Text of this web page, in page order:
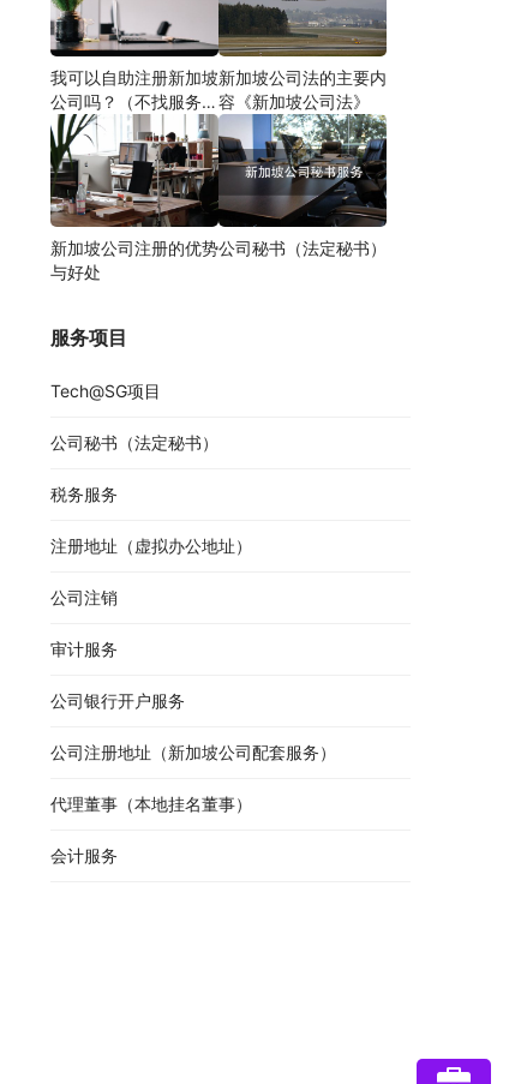
我可以自助注册新加坡
公司吗？（不找服务商
自己注册）
新加坡公司法的主要内
容《新加坡公司法》
新加坡公司注册的优势
与好处
公司秘书（法定秘书）
服务项目
Tech@SG项目
公司秘书（法定秘书）
税务服务
注册地址（虚拟办公地址）
公司注销
审计服务
公司银行开户服务
公司注册地址（新加坡公司配套服务）
代理董事（本地挂名董事）
会计服务